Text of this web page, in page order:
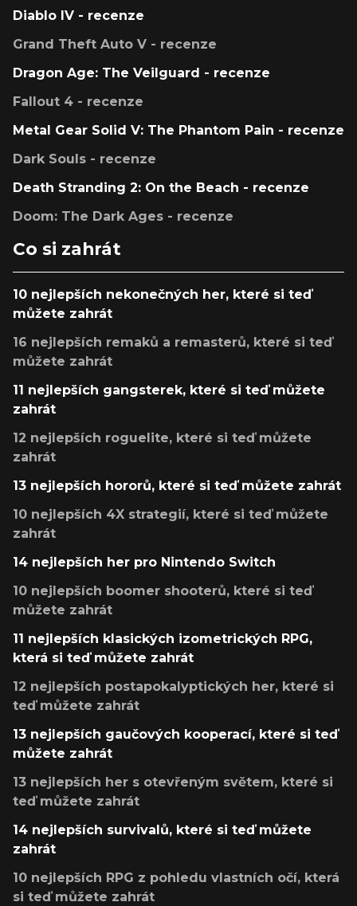
Diablo IV - recenze
Grand Theft Auto V - recenze
Dragon Age: The Veilguard - recenze
Fallout 4 - recenze
Metal Gear Solid V: The Phantom Pain - recenze
Dark Souls - recenze
Death Stranding 2: On the Beach - recenze
Doom: The Dark Ages - recenze
Co si zahrát
10 nejlepších nekonečných her, které si teď
můžete zahrát
16 nejlepších remaků a remasterů, které si teď
můžete zahrát
11 nejlepších gangsterek, které si teď můžete
zahrát
12 nejlepších roguelite, které si teď můžete
zahrát
13 nejlepších hororů, které si teď můžete zahrát
10 nejlepších 4X strategií, které si teď můžete
zahrát
14 nejlepších her pro Nintendo Switch
10 nejlepších boomer shooterů, které si teď
můžete zahrát
11 nejlepších klasických izometrických RPG,
která si teď můžete zahrát
12 nejlepších postapokalyptických her, které si
teď můžete zahrát
13 nejlepších gaučových kooperací, které si teď
můžete zahrát
13 nejlepších her s otevřeným světem, které si
teď můžete zahrát
14 nejlepších survivalů, které si teď můžete
zahrát
10 nejlepších RPG z pohledu vlastních očí, která
si teď můžete zahrát